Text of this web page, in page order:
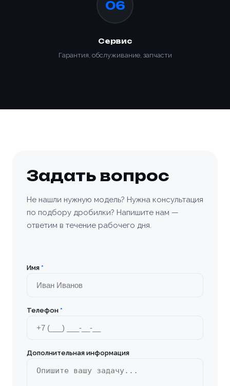
06
Сервис
Гарантия, обслуживание, запчасти
Задать вопрос
Не нашли нужную модель? Нужна консультация
по подбору дробилки? Напишите нам —
ответим в течение рабочего дня.
Имя *
Телефон *
Дополнительная информация